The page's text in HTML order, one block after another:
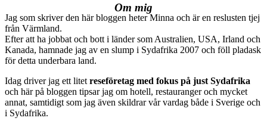
Om mig
Jag som skriver den här bloggen heter Minna och är en reslusten tjej
från Värmland.
Efter att ha jobbat och bott i länder som Australien, USA, Irland och
Kanada, hamnade jag av en slump i Sydafrika 2007 och föll pladask
för detta underbara land.
Idag driver jag ett litet reseföretag med fokus på just Sydafrika
och här på bloggen tipsar jag om hotell, restauranger och mycket
annat, samtidigt som jag även skildrar vår vardag både i Sverige och
i Sydafrika.